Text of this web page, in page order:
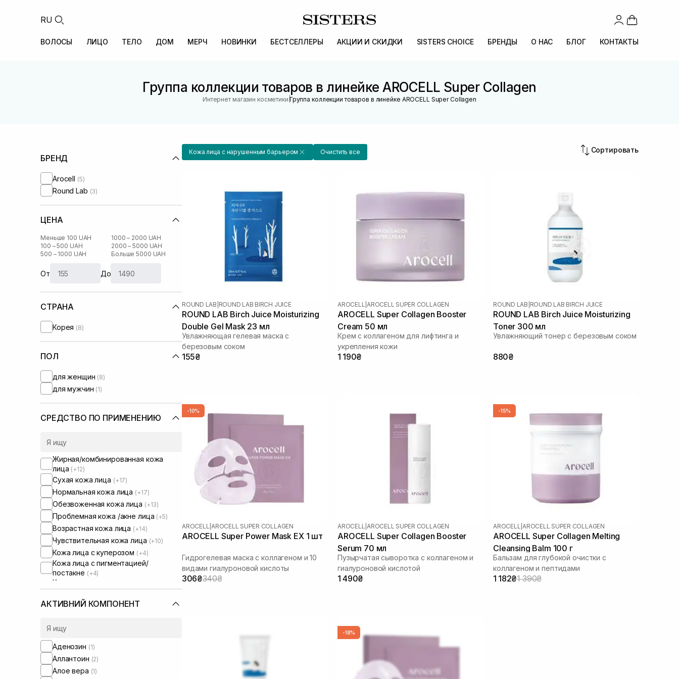
RU
ВОЛОСЫ ЛИЦО ТЕЛО ДОМ МЕРЧ НОВИНКИ БЕСТСЕЛЛЕРЫ АКЦИИ И СКИДКИ SISTERS CHOICE БРЕНДЫ О НАС БЛОГ КОНТАКТЫ
Группа коллекции товаров в линейке AROCELL Super Collagen
Интернет магазин косметики |Группа коллекции товаров в линейке AROCELL Super Collagen
БРЕНД
Arocell (5)
Round Lab (3)
ЦЕНА
Меньше 100 UAH
100 – 500 UAH
500 – 1000 UAH
1000 – 2000 UAH
2000 – 5000 UAH
Больше 5000 UAH
От До
СТРАНА
Корея (8)
ПОЛ
для женщин (8)
для мужчин (1)
СРЕДСТВО ПО ПРИМЕНЕНИЮ
Жирная/комбинированная кожа
лица (+12)
Сухая кожа лица (+17)
Нормальная кожа лица (+17)
Обезвоженная кожа лица (+13)
Проблемная кожа /акне лица (+5)
Возрастная кожа лица (+14)
Чувствительная кожа лица (+10)
Кожа лица с куперозом (+4)
Кожа лица с пигментацией/
постакне (+4)
Кожа лица с расширенными порами
Кожа лица с нарушенным
микробиомом
Увлажняющие сыворотки для лица
(+1)
АКТИВНИЙ КОМПОНЕНТ
Аденозин (1)
Аллантоин (2)
Алое вера (1)
Кожа лица с нарушенным барьером Очистить все Сортировать
ROUND LAB ROUND LAB BIRCH JUICE
ROUND LAB Birch Juice Moisturizing
Double Gel Mask 23 мл
Увлажняющая гелевая маска с
березовым соком
155₴
AROCELL AROCELL SUPER COLLAGEN
AROCELL Super Collagen Booster
Cream 50 мл
Крем с коллагеном для лифтинга и
укрепления кожи
1 190₴
ROUND LAB ROUND LAB BIRCH JUICE
ROUND LAB Birch Juice Moisturizing
Toner 300 мл
Увлажняющий тонер с березовым соком
880₴
-10%
AROCELL AROCELL SUPER COLLAGEN
AROCELL Super Power Mask EX 1 шт
Гидрогелевая маска с коллагеном и 10
видами гиалуроновой кислоты
306₴340₴
AROCELL AROCELL SUPER COLLAGEN
AROCELL Super Collagen Booster
Serum 70 мл
Пузырчатая сыворотка с коллагеном и
гиалуроновой кислотой
1 490₴
-15%
AROCELL AROCELL SUPER COLLAGEN
AROCELL Super Collagen Melting
Cleansing Balm 100 г
Бальзам для глубокой очистки с
коллагеном и пептидами
1 182₴1 390₴
-18%